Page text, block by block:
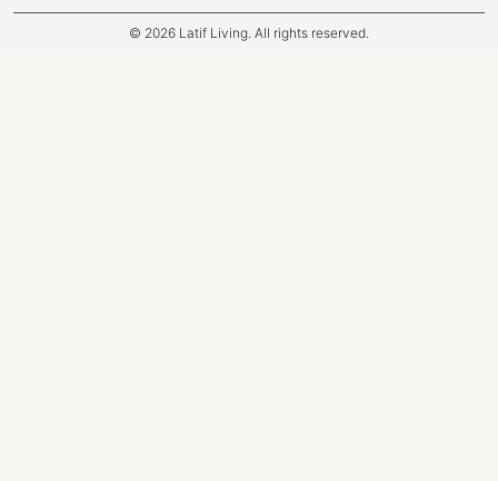
© 2026 Latif Living. All rights reserved.